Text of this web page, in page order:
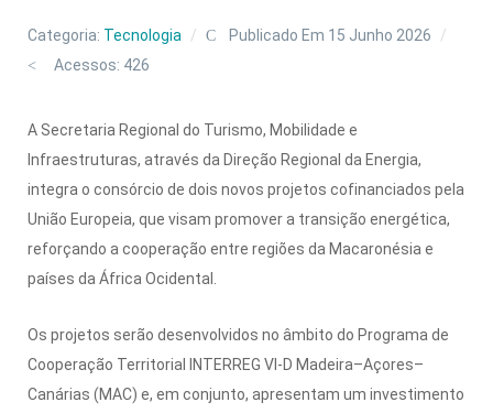
Categoria: Tecnologia
Publicado Em 15 Junho 2026
Acessos: 426
A Secretaria Regional do Turismo, Mobilidade e
Infraestruturas, através da Direção Regional da Energia,
integra o consórcio de dois novos projetos cofinanciados pela
União Europeia, que visam promover a transição energética,
reforçando a cooperação entre regiões da Macaronésia e
países da África Ocidental.
Os projetos serão desenvolvidos no âmbito do Programa de
Cooperação Territorial INTERREG VI-D Madeira–Açores–
Canárias (MAC) e, em conjunto, apresentam um investimento